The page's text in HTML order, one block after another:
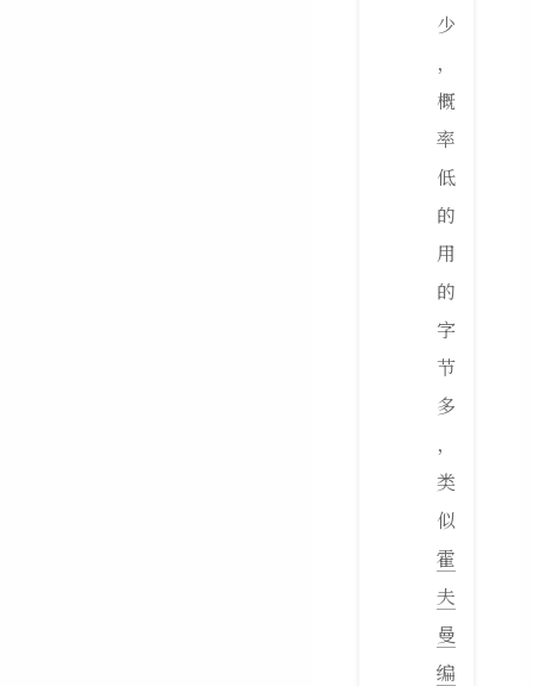
少
，
概
率
低
的
用
的
字
节
多
，
类
似
霍
夫
曼
编